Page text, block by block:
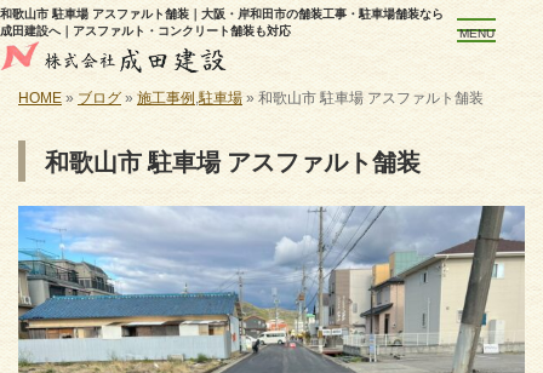
和歌山市 駐車場 アスファルト舗装｜大阪・岸和田市の舗装工事・駐車場舗装なら
成田建設へ｜アスファルト・コンクリート舗装も対応
MENU
HOME » ブログ» 施工事例 ,駐車場» 和歌山市 駐車場 アスファルト舗装
和歌山市 駐車場 アスファルト舗装